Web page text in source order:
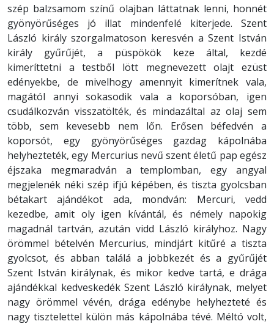
szép balzsamom színű olajban láttatnak lenni, honnét
gyönyörűséges jó illat mindenfelé kiterjede. Szent
László király szorgalmatoson keresvén a Szent István
király gyűrűjét, a püspökök keze által, kezdé
kimeríttetni a testből lött megnevezett olajt ezüst
edényekbe, de mivelhogy amennyit kimerítnek vala,
magától annyi sokasodik vala a koporsóban, igen
csudálkozván visszatölték, és mindazáltal az olaj sem
több, sem kevesebb nem lőn. Erősen béfedvén a
koporsót, egy gyönyörűséges gazdag kápolnába
helyhezteték, egy Mercurius nevű szent életű pap egész
éjszaka megmaradván a templomban, egy angyal
megjelenék néki szép ifjú képében, és tiszta gyolcsban
bétakart ajándékot ada, mondván: Mercuri, vedd
kezedbe, amit oly igen kívántál, és némely napokig
magadnál tartván, azután vidd László királyhoz. Nagy
örömmel bételvén Mercurius, mindjárt kitűré a tiszta
gyolcsot, és abban találá a jobbkezét és a gyűrűjét
Szent István királynak, és mikor kedve tartá, e drága
ajándékkal kedveskedék Szent László királynak, melyet
nagy örömmel vévén, drága edénybe helyhezteté és
nagy tisztelettel külön más kápolnába tévé. Méltó volt,